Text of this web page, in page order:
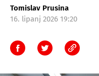
Tomislav Prusina
16. lipanj 2026 19:20